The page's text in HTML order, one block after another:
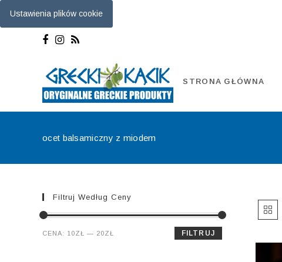
Ustawienia plików cookie
STRONA GŁÓWNA
ocet balsamiczny z miodem
Filtruj Według Ceny
Cena
Cena
FILTRUJ
CENA: 10ZŁ — 20ZŁ